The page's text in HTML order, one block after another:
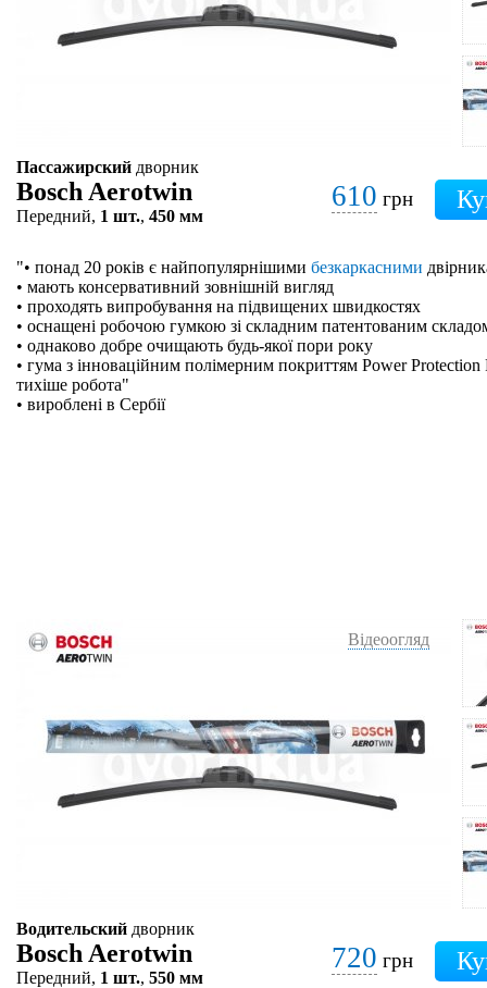
Пассажирский дворник
Bosch Aerotwin
Передний, 1 шт., 450 мм
610 грн
"• понад 20 років є найпопулярнішими безкаркасними
• мають консервативний зовнішній вигляд
• проходять випробування на підвищених швидкостях
• оснащені робочою гумкою зі складним патентованим
• однаково добре очищають будь-якої пори року
• гума з інноваційним полімерним покриттям Power
тихіше робота"
• вироблені в Сербії
Відеоогляд
Водительский дворник
Bosch Aerotwin
Передний, 1 шт., 550 мм
720 грн